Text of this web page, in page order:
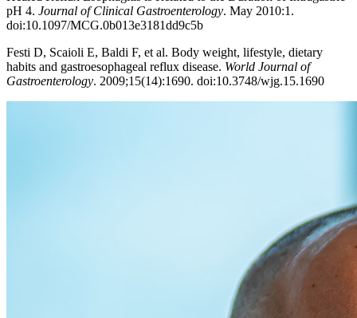
pH 4. Journal of Clinical Gastroenterology. May 2010:1.
doi:10.1097/MCG.0b013e3181dd9c5b
Festi D, Scaioli E, Baldi F, et al. Body weight, lifestyle, dietary
habits and gastroesophageal reflux disease. World Journal of
Gastroenterology. 2009;15(14):1690. doi:10.3748/wjg.15.1690